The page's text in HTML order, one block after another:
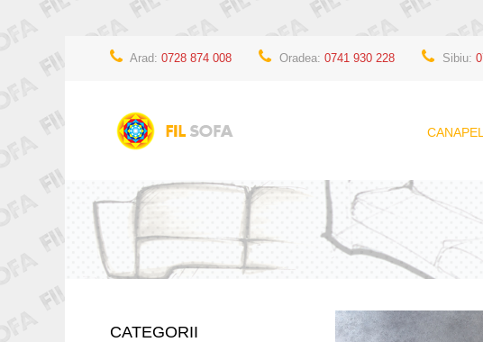
Arad: 0728 874 008 Oradea: 0741 930 228 Sibiu:
CLASIC
CANAPELE
CATEGORII